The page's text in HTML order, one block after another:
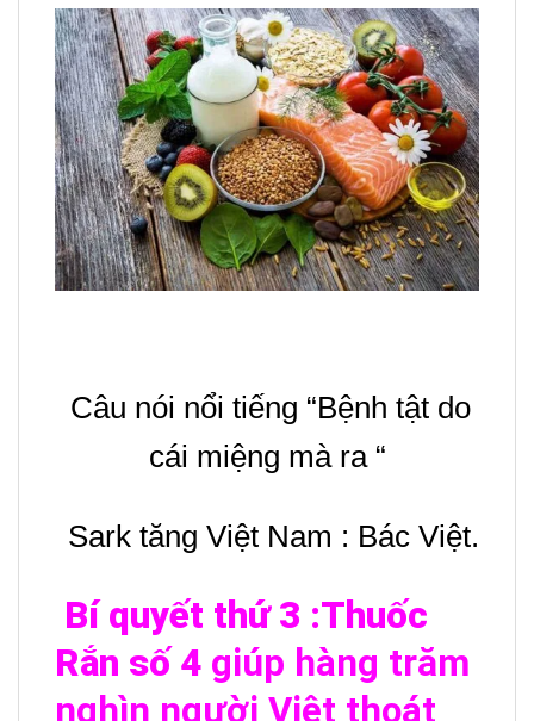
Câu nói nổi tiếng “Bệnh tật do
cái miệng mà ra “
Sark tăng Việt Nam : Bác Việt.
Bí quyết thứ 3 :Thuốc
Rắn số 4 giúp hàng trăm
nghìn người Việt thoát